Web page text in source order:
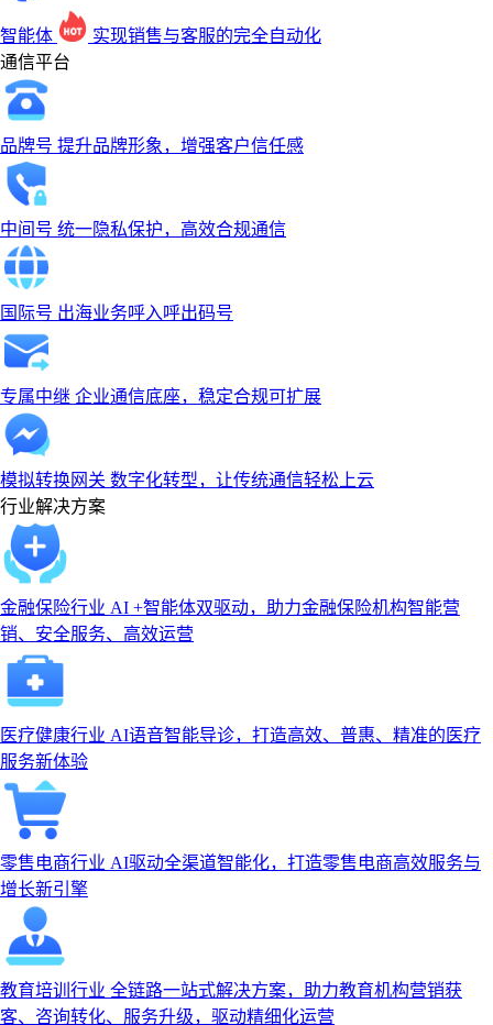
智能体
实现销售与客服的完全自动化
通信平台
品牌号 提升品牌形象，增强客户信任感
中间号 统一隐私保护，高效合规通信
国际号 出海业务呼入呼出码号
专属中继 企业通信底座，稳定合规可扩展
模拟转换网关 数字化转型，让传统通信轻松上云
行业解决方案
金融保险行业 AI +智能体双驱动，助力金融保险机构智能营
销、安全服务、高效运营
医疗健康行业 AI语音智能导诊，打造高效、普惠、精准的医疗
服务新体验
零售电商行业 AI驱动全渠道智能化，打造零售电商高效服务与
增长新引擎
教育培训行业 全链路一站式解决方案，助力教育机构营销获
客、咨询转化、服务升级，驱动精细化运营